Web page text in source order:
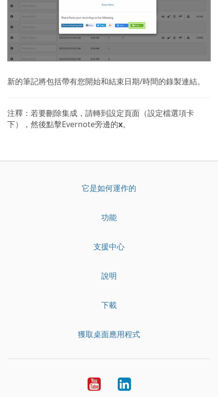
新的筆記將包括帶有您開始和結束日期/時間的錄製連結。
注釋：若要刪除集成，請轉到設定頁面（設定檔選項卡
下），然後點擊Evernote旁邊的x。
它是如何運作的
功能
支援中心
說明
下載
獲取桌面應用程式
YouTubeLinkedIn